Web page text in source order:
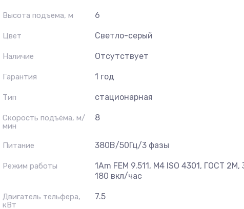
Высота подъема, м 6
Цвет Светло-серый
Наличие Отсутствует
Гарантия 1 год
Тип стационарная
Скорость подъёма, м/
мин
8
Питание 380В/50Гц/3 фазы
Режим работы
1Am FEM 9.511, M4 ISO 4301, ГОСТ 2М,
180 вкл/час
Двигатель тельфера,
кВт
7.5